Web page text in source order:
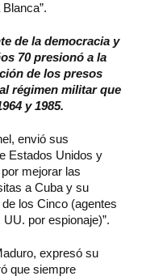
de la democracia y
70 presionó a la
de los presos
régimen militar que
y 1985.
envió sus
Estados Unidos y
mejorar las
a Cuba y su
los Cinco (agentes
por espionaje)”.
expresó su
que siempre